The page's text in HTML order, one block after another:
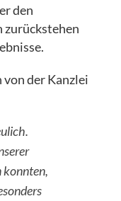
den
zurückstehen
der Kanzlei